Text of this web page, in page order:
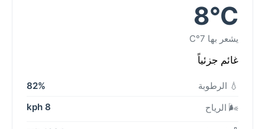
8°C
يشعر بها 7°C
غائم جزئياً
💧 الرطوبة
82%
🌬️ الرياح
8 kph